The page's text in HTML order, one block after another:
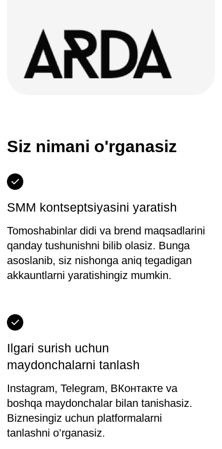
Maksimal amaliyot va
21 ta modul va turli bo’shliqlardan
SMM-dagi ishingizni
va foydali materiallar
uchun 30+ interaktiv trenajorlar
Kursga yozilish
Kurs mundarijasi
Kurs 3 ta blokdan iborat. Har birida siz
ish topshirig’ini hal qilishingiz kerak
bo’ladi: buning uchun siz bosqichma-
bosqich kerakli ko’nikmalar va
vositalarni o’zlashtirasiz va ularni
ishingizda qo’llaysiz.
oylik o'qish